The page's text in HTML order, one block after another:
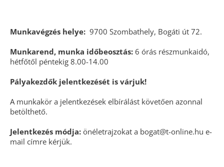
Munkavégzés helye: 9700 Szombathely, Bogáti út 72.
Munkarend, munka időbeosztás: 6 órás részmunkaidó,
hétfőtől péntekig 8.00-14.00
Pályakezdők jelentkezését is várjuk!
A munkakör a jelentkezések elbírálást követően azonnal
betölthető.
Jelentkezés módja: önéletrajzokat a bogat@t-online.hu e-
mail címre kérjük.